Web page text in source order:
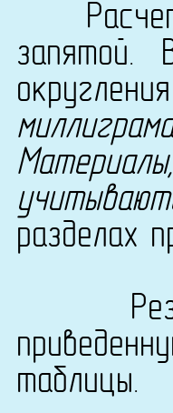
Расчет
запятой.
разделах
таблицы.